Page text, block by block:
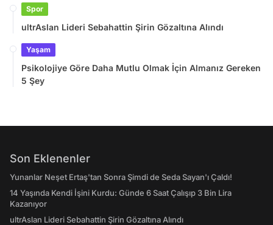
Spor
ultrAslan Lideri Sebahattin Şirin Gözaltına Alındı
Yaşam
Psikolojiye Göre Daha Mutlu Olmak İçin Almanız Gereken
5 Şey
Son Eklenenler
Yunanlar Neşet Ertaş'tan Sonra Şimdi de Seda Sayan'ı Çaldı!
14 Yaşında Kendi İşini Kurdu: Günde 6 Saat Çalışıp 3 Bin Lira
Kazanıyor
ultrAslan Lideri Sebahattin Şirin Gözaltına Alındı